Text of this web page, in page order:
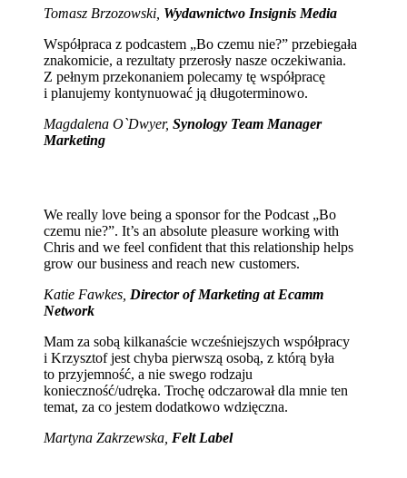
Tomasz Brzozowski, Wydawnictwo Insignis Media
Współpraca z podcastem „Bo czemu nie?” przebiegała
znakomicie, a rezultaty przerosły nasze oczekiwania.
Z pełnym przekonaniem polecamy tę współpracę
i planujemy kontynuować ją długoterminowo.
Magdalena O`Dwyer, Synology Team Manager
Marketing
We really love being a sponsor for the Podcast „Bo
czemu nie?”. It’s an absolute pleasure working with
Chris and we feel confident that this relationship helps
grow our business and reach new customers.
Katie Fawkes, Director of Marketing at Ecamm
Network
Mam za sobą kilkanaście wcześniejszych współpracy
i Krzysztof jest chyba pierwszą osobą, z którą była
to przyjemność, a nie swego rodzaju
konieczność/udręka. Trochę odczarował dla mnie ten
temat, za co jestem dodatkowo wdzięczna.
Martyna Zakrzewska, Felt Label